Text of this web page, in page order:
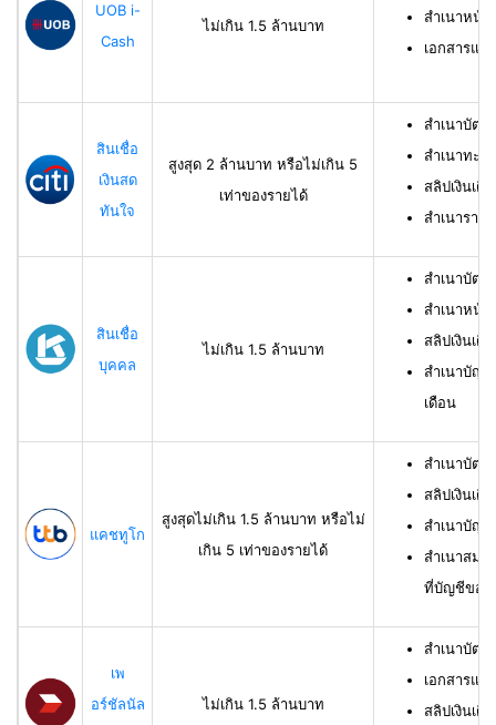
UOB i-
Cash
ไม่เกิน 1.5 ล้านบาท
สำเนาหน้
เอกสารแส
สินเชื่อ
เงินสด
ทันใจ
สูงสุด 2 ล้านบาท หรือไม่เกิน 5
เท่าของรายได้
สำเนาบัตร
สำเนาทะเ
สลิปเงินเดื
สำเนาราย
สินเชื่อ
บุคคล
ไม่เกิน 1.5 ล้านบาท
สำเนาบัตร
สำเนาหน้
สลิปเงินเดื
สำเนาบัญชี
เดือน
แคชทูโก
สูงสุดไม่เกิน 1.5 ล้านบาท หรือไม่
เกิน 5 เท่าของรายได้
สำเนาบัตร
สลิปเงินเดื
สำเนาบัญ
สำเนาสมุด
ที่บัญชีของ
เพ
อร์ชัลนัล
ไม่เกิน 1.5 ล้านบาท
สำเนาบัตร
เอกสารแส
สลิปเงินเ